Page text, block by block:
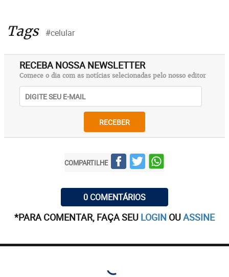
Tags #celular
RECEBA NOSSA NEWSLETTER
Comece o dia com as notícias selecionadas pelo nosso editor
RECEBER
COMPARTILHE
0 COMENTÁRIOS
*PARA COMENTAR, FAÇA SEU LOGIN OUASSINE